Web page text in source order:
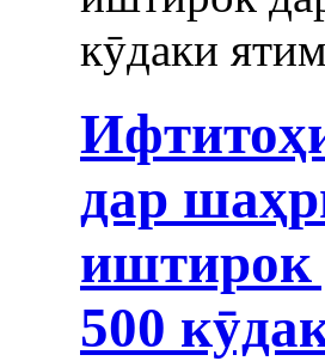
кӯдаки
дар
иштирок
500